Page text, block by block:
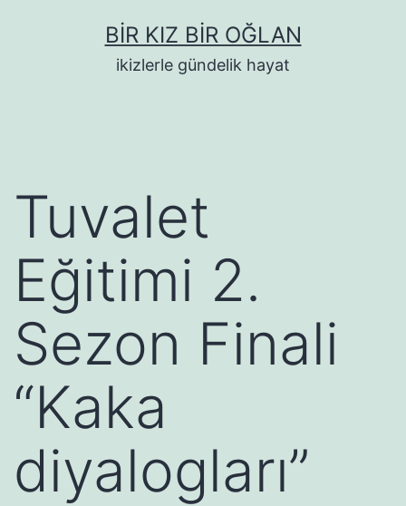
BIR KIZ BIR OĞLAN
ikizlerle gündelik hayat
Tuvalet
Eğitimi 2.
Sezon Finali
“Kaka
diyalogları”